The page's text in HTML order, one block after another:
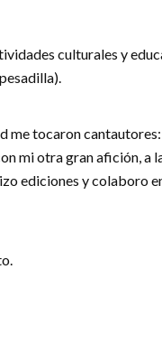
culturales y
me tocaron
mi otra gran afición, a
ediciones y colaboro